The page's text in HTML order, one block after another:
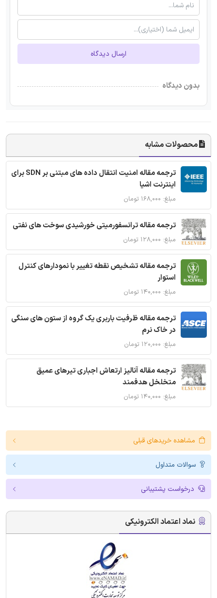
ارسال دیدگاه
بدون دیدگاه
محصولات مشابه
ترجمه مقاله امنیت انتقال داده های مبتنی بر SDN برای
اینترنت اشیا
مبلغ: ۱۶۸,۰۰۰ تومان
ترجمه مقاله ترانسفورمیتی خورشیدی سوخت های نفتی
مبلغ: ۱۲۸,۰۰۰ تومان
ترجمه مقاله تشخیص نقطه تغییر با نمودارهای کنترل
استوار
مبلغ: ۱۴۰,۰۰۰ تومان
ترجمه مقاله ظرفیت باربری یک گروه از ستون های سنگی
در خاک نرم
مبلغ: ۱۲۰,۰۰۰ تومان
ترجمه مقاله آنالیز ارتعاش اجباری تیرهای عمیق
متخلخل هدفمند
مبلغ: ۱۴۰,۰۰۰ تومان
مشاهده خریدهای قبلی
سوالات متداول
درخواست پشتیبانی
نماد اعتماد الکترونیکی